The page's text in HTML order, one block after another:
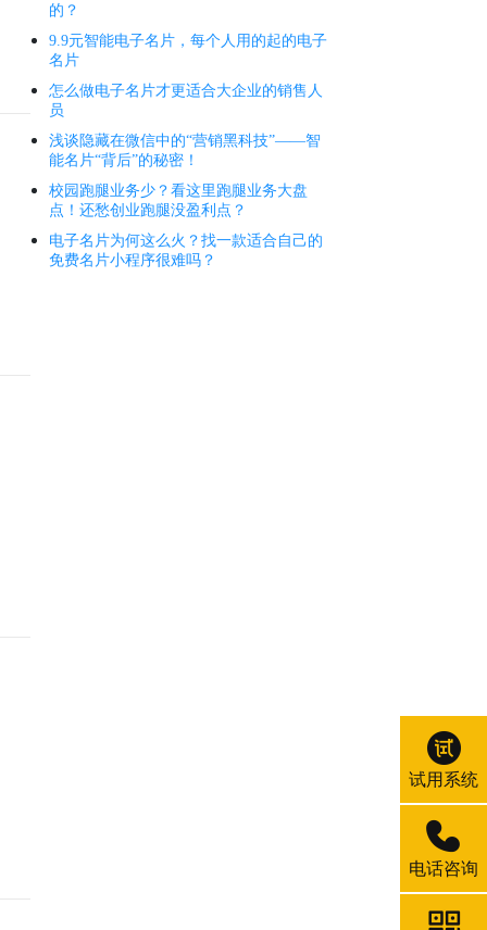
的？
9.9元智能电子名片，每个人用的起的电子
名片
怎么做电子名片才更适合大企业的销售人
员
浅谈隐藏在微信中的“营销黑科技”——智
能名片“背后”的秘密！
校园跑腿业务少？看这里跑腿业务大盘
点！还愁创业跑腿没盈利点？
电子名片为何这么火？找一款适合自己的
免费名片小程序很难吗？
试用系统
电话咨询